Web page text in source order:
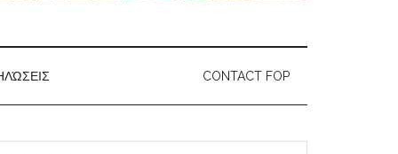
CONTACT FOP